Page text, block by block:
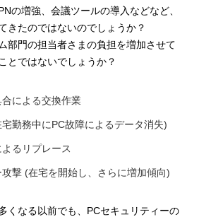
の増強、会議ツールの導入などなど、
きたのではないのでしょうか？
部門の担当者さまの負担を増加させて
とではないでしょうか？
による交換作業
勤務中にPC故障によるデータ消失)
るリプレース
撃 (在宅を開始し、さらに増加傾向)
くなる以前でも、PCセキュリティーの